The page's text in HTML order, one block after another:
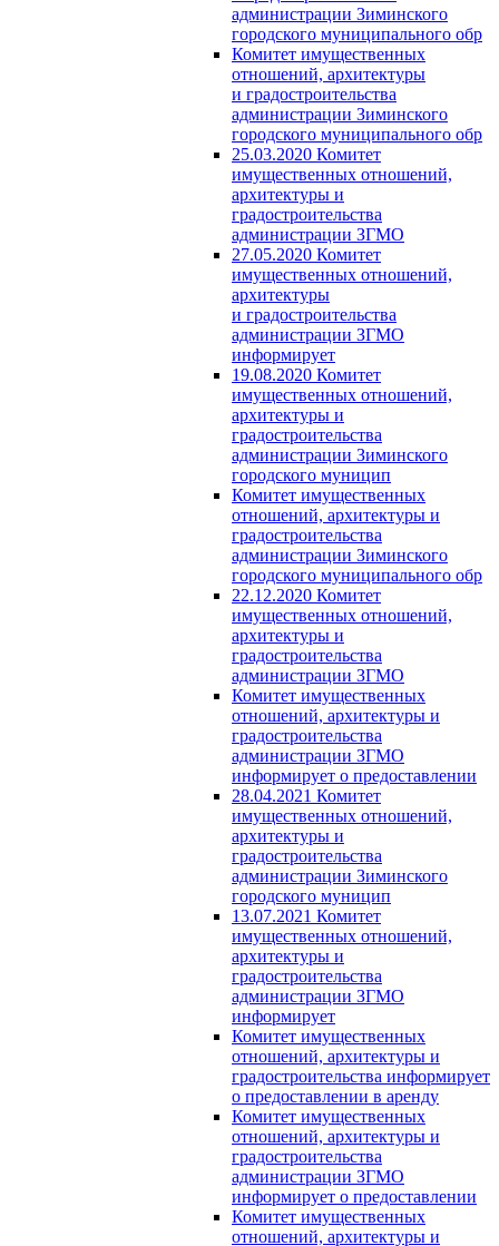
администрации Зиминского
городского муниципального обр
Комитет имущественных
отношений, архитектуры
и градостроительства
администрации Зиминского
городского муниципального обр
25.03.2020 Комитет
имущественных отношений,
архитектуры и
градостроительства
администрации ЗГМО
27.05.2020 Комитет
имущественных отношений,
архитектуры
и градостроительства
администрации ЗГМО
информирует
19.08.2020 Комитет
имущественных отношений,
архитектуры и
градостроительства
администрации Зиминского
городского муницип
Комитет имущественных
отношений, архитектуры и
градостроительства
администрации Зиминского
городского муниципального обр
22.12.2020 Комитет
имущественных отношений,
архитектуры и
градостроительства
администрации ЗГМО
Комитет имущественных
отношений, архитектуры и
градостроительства
администрации ЗГМО
информирует о предоставлении
28.04.2021 Комитет
имущественных отношений,
архитектуры и
градостроительства
администрации Зиминского
городского муницип
13.07.2021 Комитет
имущественных отношений,
архитектуры и
градостроительства
администрации ЗГМО
информирует
Комитет имущественных
отношений, архитектуры и
градостроительства информирует
о предоставлении в аренду
Комитет имущественных
отношений, архитектуры и
градостроительства
администрации ЗГМО
информирует о предоставлении
Комитет имущественных
отношений, архитектуры и